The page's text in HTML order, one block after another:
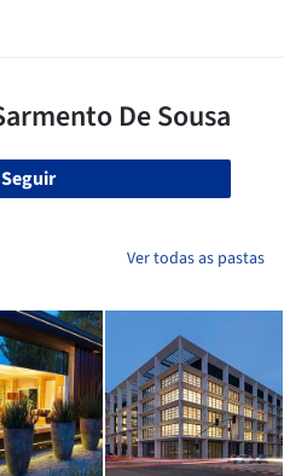
Seguir
Ver todas as pastas